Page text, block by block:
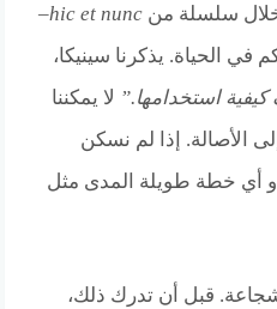
خلال سلسلة منhic et nunc
–
في الحياة. يذكرنا سينيكا،
استخدامها.” لا يمكننا
الأصالة. إذا لم نسكن
أي خطة طويلة المدى مثل
قبل أن تدرك ذلك،